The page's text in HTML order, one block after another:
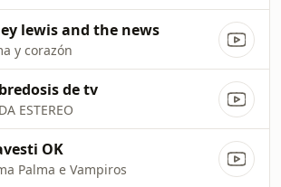
lewis and the news
y corazón
de tv
ESTEREO
OK
Palma e Vampiros